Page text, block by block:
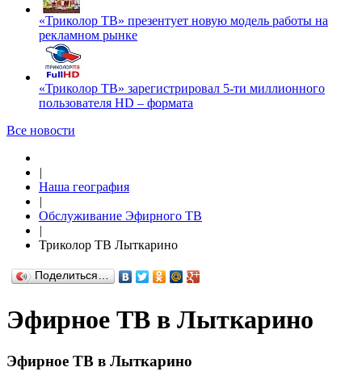
«Триколор ТВ» презентует новую модель работы на
рекламном рынке
«Триколор ТВ» зарегистрировал 5-ти миллионного
пользователя HD – формата
Все новости
|
Наша география
|
Обслуживание Эфирного ТВ
|
Триколор ТВ Лыткарино
Поделиться…
Эфирное ТВ в Лыткарино
Эфирное ТВ в Лыткарино